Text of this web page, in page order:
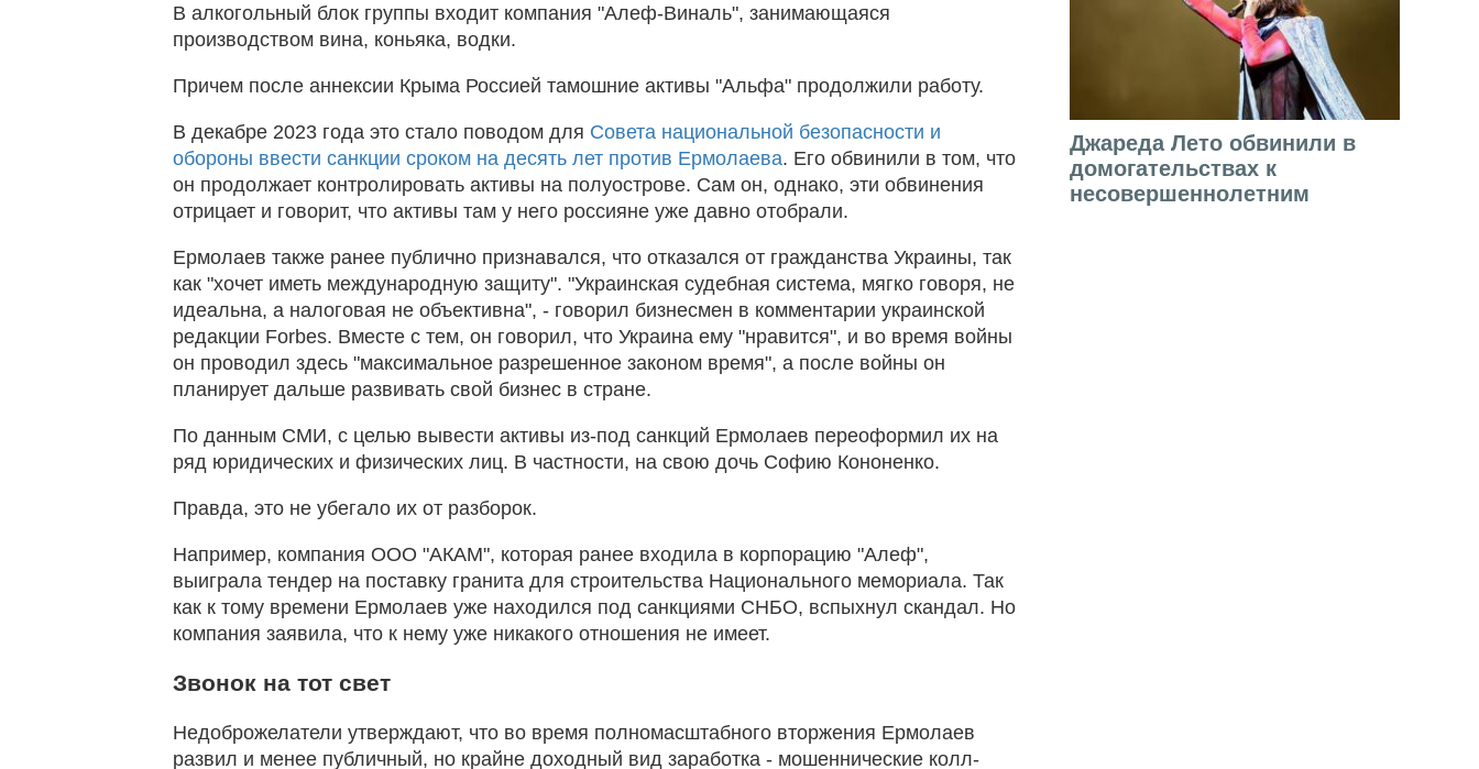
Джареда Лето обвинили в
домогательствах к
несовершеннолетним
В алкогольный блок группы входит компания "Алеф-Виналь", занимающаяся
производством вина, коньяка, водки.
Причем после аннексии Крыма Россией тамошние активы "Альфа" продолжили работу.
В декабре 2023 года это стало поводом для Совета национальной безопасности и
обороны ввести санкции сроком на десять лет против Ермолаева. Его обвинили в том, что
он продолжает контролировать активы на полуострове. Сам он, однако, эти обвинения
отрицает и говорит, что активы там у него россияне уже давно отобрали.
Ермолаев также ранее публично признавался, что отказался от гражданства Украины, так
как "хочет иметь международную защиту". "Украинская судебная система, мягко говоря, не
идеальна, а налоговая не объективна", - говорил бизнесмен в комментарии украинской
редакции Forbes. Вместе с тем, он говорил, что Украина ему "нравится", и во время войны
он проводил здесь "максимальное разрешенное законом время", а после войны он
планирует дальше развивать свой бизнес в стране.
По данным СМИ, с целью вывести активы из-под санкций Ермолаев переоформил их на
ряд юридических и физических лиц. В частности, на свою дочь Софию Кононенко.
Правда, это не убегало их от разборок.
Например, компания ООО "АКАМ", которая ранее входила в корпорацию "Алеф",
выиграла тендер на поставку гранита для строительства Национального мемориала. Так
как к тому времени Ермолаев уже находился под санкциями СНБО, вспыхнул скандал. Но
компания заявила, что к нему уже никакого отношения не имеет.
Звонок на тот свет
Недоброжелатели утверждают, что во время полномасштабного вторжения Ермолаев
развил и менее публичный, но крайне доходный вид заработка - мошеннические колл-